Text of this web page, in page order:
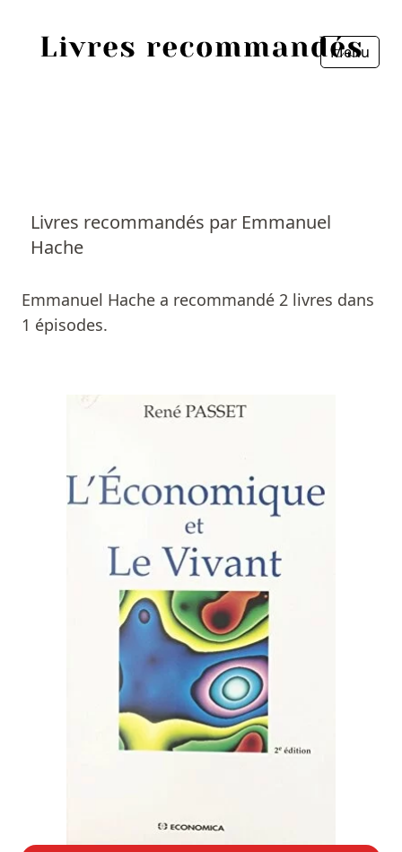
Menu
Livres recommandés par Emmanuel
Hache
Emmanuel Hache a recommandé 2 livres dans
1 épisodes.
Personnes
Livres
Prix littéraires
Fermer